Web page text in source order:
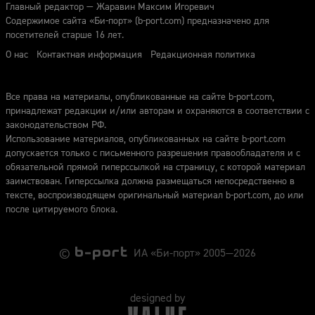
Главный редактор — Жаравин Максим Игоревич
Содержимое сайта «Би-порт» (b-port.com) предназначено для
посетителей старше 16 лет.
О нас
Контактная информация Редакционная политика
Все права на материалы, опубликованные на сайте b-port.com,
принадлежат редакции и/или авторам и охраняются в соответствии с
законодательством РФ.
Использование материалов, опубликованных на сайте b-port.com
допускается только с письменного разрешения правообладателя и с
обязательной прямой гиперссылкой на страницу, с которой материал
заимствован. Гиперссылка должна размещаться непосредственно в
тексте, воспроизводящем оригинальный материал b-port.com, до или
после цитируемого блока.
© ИА «Би-порт» 2005—2026
designed by